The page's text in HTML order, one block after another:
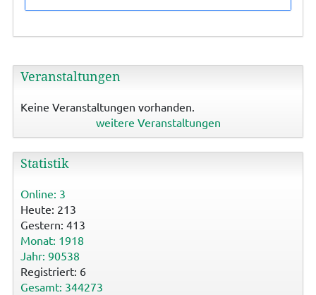
Veranstaltungen
Keine Veranstaltungen vorhanden.
weitere Veranstaltungen
Statistik
Online: 3
Heute: 213
Gestern: 413
Monat: 1918
Jahr: 90538
Registriert: 6
Gesamt: 344273